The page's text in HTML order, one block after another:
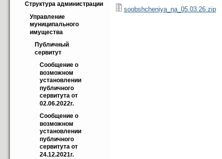
Структура администрации
Управление
муниципального
имущества
Публичный
сервитут
Cообщение о
возможном
установлении
публичного
сервитута от
02.06.2022г.
Cообщение о
возможном
установлении
публичного
сервитута от
24.12.2021г.
soobshcheniya_na_05.03.26.zip